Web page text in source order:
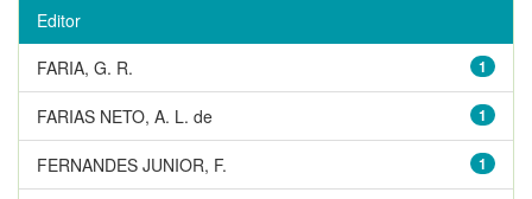
Editor
1
FARIA, G. R.
1
FARIAS NETO, A. L. de
1
FERNANDES JUNIOR, F.